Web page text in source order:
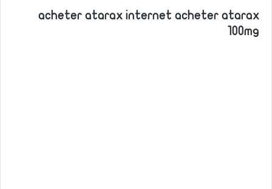
acheter atarax internet acheter atarax
100mg